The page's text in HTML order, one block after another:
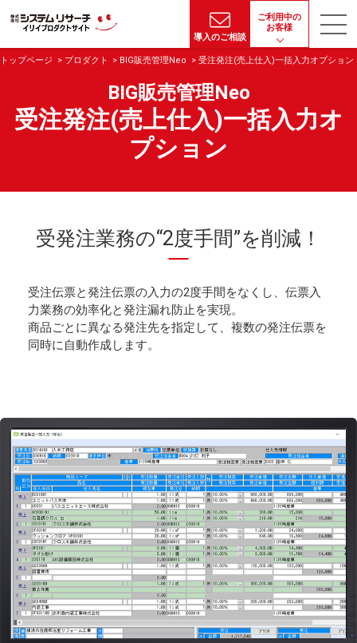
導入のご相談
ご利用中の
お客様
トップページ プロダクト BIG販売管理Neo 受注発注(売上仕入)一括入力オプション
BIG販売管理Neo
受注発注(売上仕入)一括入力オ
プション
受発注業務の“2度手間”を削減！
受注伝票と発注伝票の入力の2度手間をなくし、伝票入
力業務の効率化と発注漏れ防止を実現。
商品ごとに異なる発注先を指定して、複数の発注伝票を
同時に自動作成します。